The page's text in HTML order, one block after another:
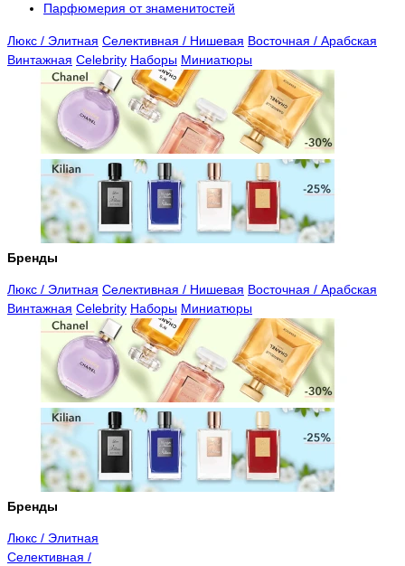
Парфюмерия от знаменитостей
Люкс / Элитная Селективная / Нишевая Восточная / Арабская
Винтажная Celebrity Наборы Миниатюры
Бренды
Люкс / Элитная Селективная / Нишевая Восточная / Арабская
Винтажная Celebrity Наборы Миниатюры
Бренды
Люкс / Элитная
Селективная /